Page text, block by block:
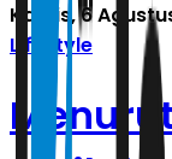
Kamis, 6
Lifestyle